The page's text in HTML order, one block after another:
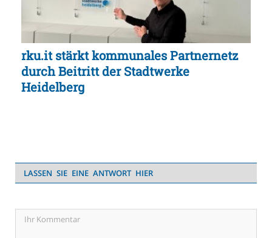
rku.it stärkt kommunales Partnernetz
durch Beitritt der Stadtwerke
Heidelberg
LASSEN SIE EINE ANTWORT HIER